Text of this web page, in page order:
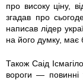
_
3
6
про високу ціну,
згадав про
написав лідер
на його думку, має
Також Саід
вороги — повинні